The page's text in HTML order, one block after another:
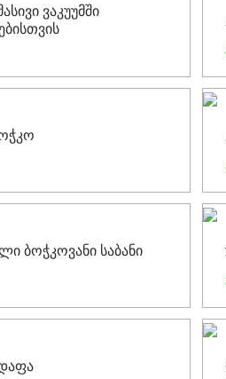
ვაკუუმში
ბოჭკოვანი საბანი